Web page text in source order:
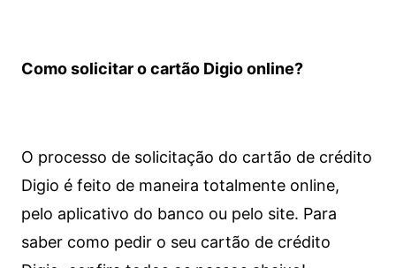
Como solicitar o cartão Digio online?
O processo de solicitação do cartão de crédito
Digio é feito de maneira totalmente online,
pelo aplicativo do banco ou pelo site. Para
saber como pedir o seu cartão de crédito